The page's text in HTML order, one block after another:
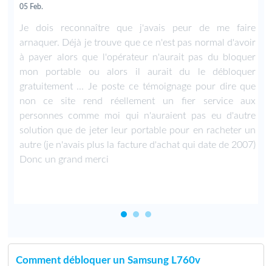
05 Feb.
Je dois reconnaître que j'avais peur de me faire
arnaquer. Déjà je trouve que ce n'est pas normal d'avoir
à payer alors que l'opérateur n'aurait pas du bloquer
mon portable ou alors il aurait du le débloquer
gratuitement ... Je poste ce témoignage pour dire que
non ce site rend réellement un fier service aux
personnes comme moi qui n'auraient pas eu d'autre
solution que de jeter leur portable pour en racheter un
autre (je n'avais plus la facture d'achat qui date de 2007)
Donc un grand merci
Comment débloquer un Samsung L760v